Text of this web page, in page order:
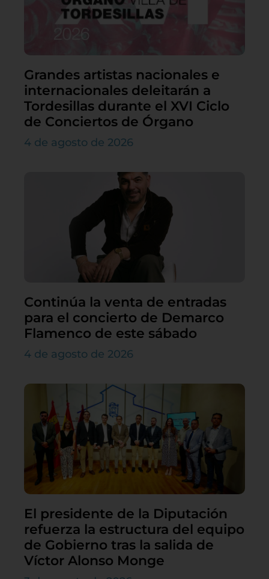
Grandes artistas nacionales e
internacionales deleitarán a
Tordesillas durante el XVI Ciclo
de Conciertos de Órgano
4 de agosto de 2026
Continúa la venta de entradas
para el concierto de Demarco
Flamenco de este sábado
4 de agosto de 2026
El presidente de la Diputación
refuerza la estructura del equipo
de Gobierno tras la salida de
Víctor Alonso Monge